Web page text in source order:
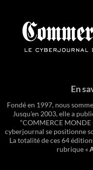
En
Fondé en 1997, nous
Jusqu'en 2003, elle a
“COMMERCE MONDE
cyberjournal se positionne
La totalité de ces 64
rubrique «